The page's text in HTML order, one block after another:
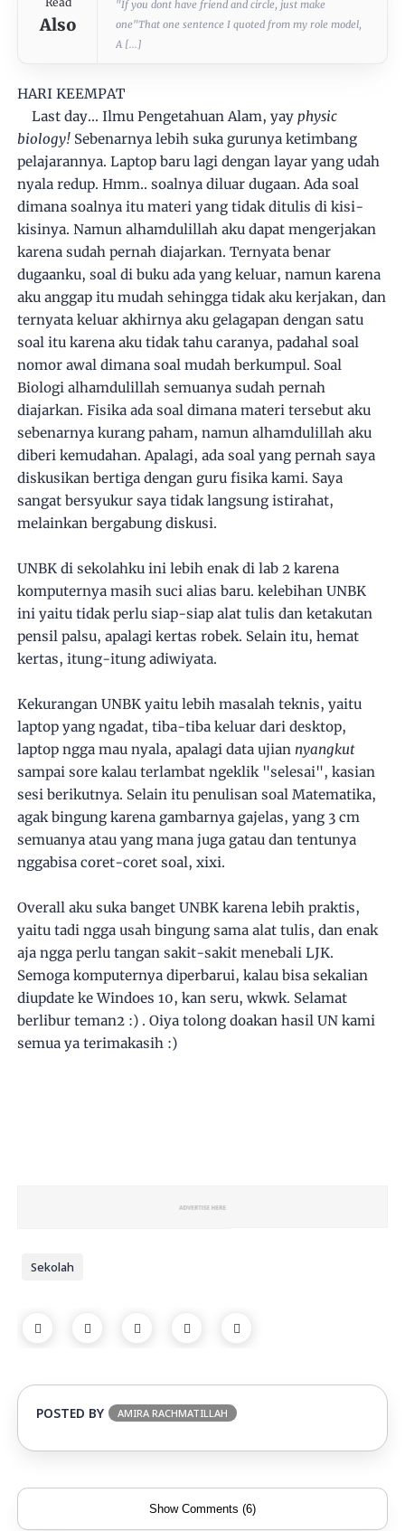
Also
"If you dont have friend and circle, just make
one"That one sentence I quoted from my role model,
A [...]
HARI KEEMPAT
Last day... Ilmu Pengetahuan Alam, yayphysic
biology! Sebenarnya lebih suka gurunya ketimbang
pelajarannya. Laptop baru lagi dengan layar yang udah
nyala redup. Hmm.. soalnya diluar dugaan. Ada soal
dimana soalnya itu materi yang tidak ditulis di kisi-
kisinya. Namun alhamdulillah aku dapat mengerjakan
karena sudah pernah diajarkan. Ternyata benar
dugaanku, soal di buku ada yang keluar, namun karena
aku anggap itu mudah sehingga tidak aku kerjakan, dan
ternyata keluar akhirnya aku gelagapan dengan satu
soal itu karena aku tidak tahu caranya, padahal soal
nomor awal dimana soal mudah berkumpul. Soal
Biologi alhamdulillah semuanya sudah pernah
diajarkan. Fisika ada soal dimana materi tersebut aku
sebenarnya kurang paham, namun alhamdulillah aku
diberi kemudahan. Apalagi, ada soal yang pernah saya
diskusikan bertiga dengan guru fisika kami. Saya
sangat bersyukur saya tidak langsung istirahat,
melainkan bergabung diskusi.
UNBK di sekolahku ini lebih enak di lab 2 karena
komputernya masih suci alias baru. kelebihan UNBK
ini yaitu tidak perlu siap-siap alat tulis dan ketakutan
pensil palsu, apalagi kertas robek. Selain itu, hemat
kertas, itung-itung adiwiyata.
Kekurangan UNBK yaitu lebih masalah teknis, yaitu
laptop yang ngadat, tiba-tiba keluar dari desktop,
laptop ngga mau nyala, apalagi data ujian nyangkut
sampai sore kalau terlambat ngeklik "selesai", kasian
sesi berikutnya. Selain itu penulisan soal Matematika,
agak bingung karena gambarnya gajelas, yang 3 cm
semuanya atau yang mana juga gatau dan tentunya
nggabisa coret-coret soal, xixi.
Overall aku suka banget UNBK karena lebih praktis,
yaitu tadi ngga usah bingung sama alat tulis, dan enak
aja ngga perlu tangan sakit-sakit menebali LJK.
Semoga komputernya diperbarui, kalau bisa sekalian
diupdate ke Windoes 10, kan seru, wkwk. Selamat
berlibur teman2 :) . Oiya tolong doakan hasil UN kami
semua ya terimakasih :)
Sekolah
POSTED BY AMIRA RACHMATILLAH
Show Comments (6)